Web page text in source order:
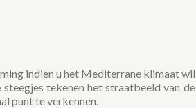
indien u het Mediterrane klimaat wil
steegjes tekenen het straatbeeld van de
punt te verkennen.